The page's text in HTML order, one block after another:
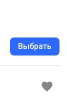
Выбрать